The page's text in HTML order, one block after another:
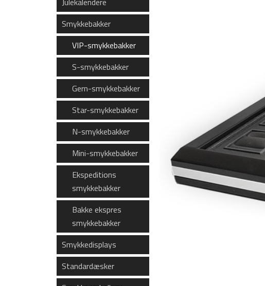
Smykkebakker
VIP-smykkebakker
S-smykkebakker
Gern-smykkebakker
Star-smykkebakker
N-smykkebakker
Mini-smykkebakker
Ekspeditions
smykkebakker
Bakke ekspres
smykkebakker
Smykkedisplays
Standardæsker